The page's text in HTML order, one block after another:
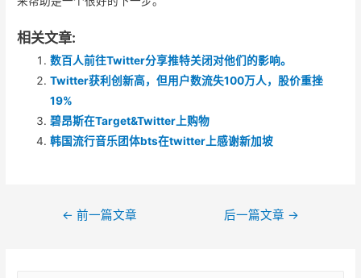
相关文章:
数百人前往Twitter分享推特关闭对他们的影响。
Twitter获利创新高，但用户数流失100万人，股价重挫
19%
碧昂斯在Target&Twitter上购物
韩国流行音乐团体bts在twitter上感谢新加坡
← 前一篇文章 后一篇文章 →